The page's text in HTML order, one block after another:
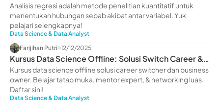
Manfaatnya
Analisis regresi adalah metode penelitian kuantitatif untuk
menentukan hubungan sebab akibat antar variabel. Yuk
pelajari selengkapnya!
Data Science & Data Analyst
Farijihan Putri 12/12/2025
Kursus Data Science Offline: Solusi Switch Career &
Scale Up Bisnis
Kursus data science offline solusi career switcher dan business
owner. Belajar tatap muka, mentor expert, & networking luas.
Daftar sini!
Data Science & Data Analyst